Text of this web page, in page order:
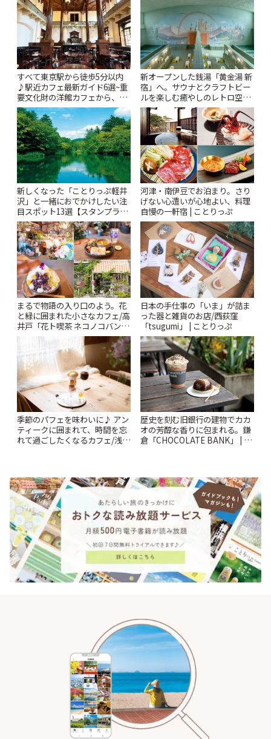
すべて東京駅から徒歩5分以内
♪駅近カフェ最新ガイド6選~重
要文化財の洋館カフェから、改
札すぐのレトロ喫茶まで~ | こと
りっぷ
新オープンした銭湯「黄金湯 新
宿」へ。サウナとクラフトビー
ルを楽しむ癒やしのレトロ空間
| ことりっぷ
新しくなった「ことりっぷ軽井
沢」と一緒におでかけしたい注
目スポット13選【スタンプラリ
ー開催中】 | ことりっぷ
河津・南伊豆でお泊まり。さり
げない心遣いが心地よい、料理
自慢の一軒宿 | ことりっぷ
まるで物語の入り口のよう。花
と緑に囲まれた小さなカフェ/高
井戸「花ト喫茶 ネコノコバン」
| ことりっぷ
日本の手仕事の「いま」が詰ま
った器と雑貨のお店/西荻窪
「tsugumi」 | ことりっぷ
季節のパフェを味わいに♪ アン
ティークに囲まれて、時間を忘
れて過ごしたくなるカフェ/浅草
歴史を刻む旧銀行の建物でカカ
オの芳醇な香りに包まれる。鎌
倉「CHOCOLATE BANK」 | こ